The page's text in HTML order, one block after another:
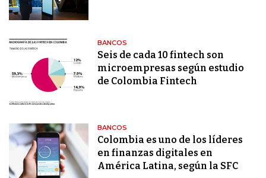
BANCOS
Seis de cada 10 fintech son
microempresas según estudio
de Colombia Fintech
BANCOS
Colombia es uno de los líderes
en finanzas digitales en
América Latina, según la SFC